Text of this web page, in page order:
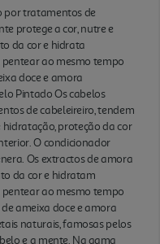
por tratamentos de
protege a cor, nutre e
da cor e hidrata
ao mesmo tempo
doce e amora
Pintado Os cabelos
de cabeleireiro, tendem
hidratação, proteção da cor
O condicionador
Os extractos de amora
da cor e hidratam
ao mesmo tempo
ameixa doce e amora
naturais, famosas pelos
e a mente. Na gama